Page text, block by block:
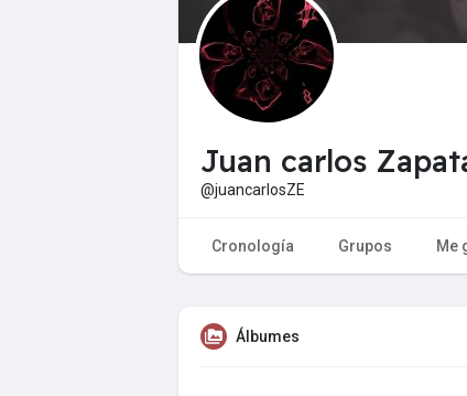
Juan carlos
@juancarlosZE
Cronología Grupos Me
Álbumes